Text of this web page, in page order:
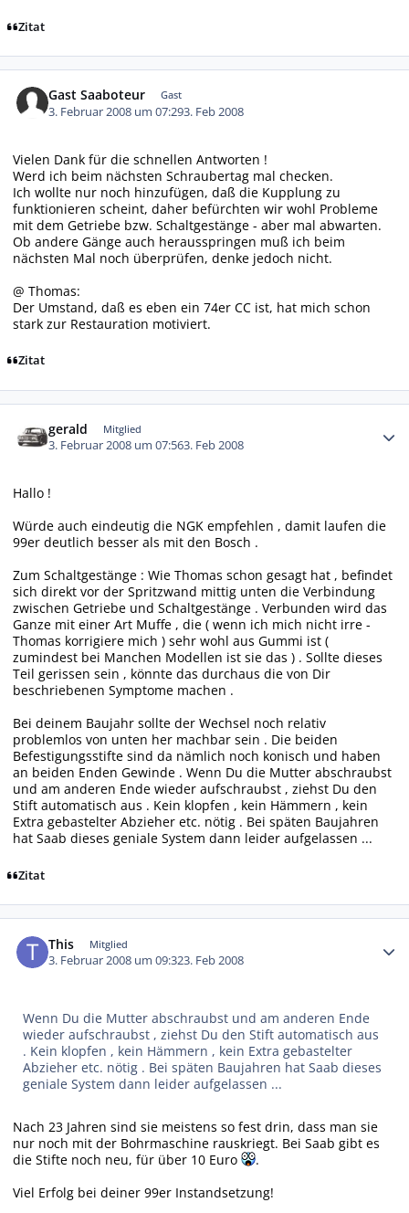
Zitat
Gast Saaboteur Gast
3. Februar 2008 um 07:293. Feb 2008
Vielen Dank für die schnellen Antworten !
Werd ich beim nächsten Schraubertag mal checken.
Ich wollte nur noch hinzufügen, daß die Kupplung zu
funktionieren scheint, daher befürchten wir wohl Probleme
mit dem Getriebe bzw. Schaltgestänge - aber mal abwarten.
Ob andere Gänge auch herausspringen muß ich beim
nächsten Mal noch überprüfen, denke jedoch nicht.
@ Thomas:
Der Umstand, daß es eben ein 74er CC ist, hat mich schon
stark zur Restauration motiviert.
Zitat
gerald Mitglied
3. Februar 2008 um 07:563. Feb 2008
Hallo !
Würde auch eindeutig die NGK empfehlen , damit laufen die
99er deutlich besser als mit den Bosch .
Zum Schaltgestänge : Wie Thomas schon gesagt hat , befindet
sich direkt vor der Spritzwand mittig unten die Verbindung
zwischen Getriebe und Schaltgestänge . Verbunden wird das
Ganze mit einer Art Muffe , die ( wenn ich mich nicht irre -
Thomas korrigiere mich ) sehr wohl aus Gummi ist (
zumindest bei Manchen Modellen ist sie das ) . Sollte dieses
Teil gerissen sein , könnte das durchaus die von Dir
beschriebenen Symptome machen .
Bei deinem Baujahr sollte der Wechsel noch relativ
problemlos von unten her machbar sein . Die beiden
Befestigungsstifte sind da nämlich noch konisch und haben
an beiden Enden Gewinde . Wenn Du die Mutter abschraubst
und am anderen Ende wieder aufschraubst , ziehst Du den
Stift automatisch aus . Kein klopfen , kein Hämmern , kein
Extra gebastelter Abzieher etc. nötig . Bei späten Baujahren
hat Saab dieses geniale System dann leider aufgelassen ...
Zitat
This Mitglied
3. Februar 2008 um 09:323. Feb 2008
Wenn Du die Mutter abschraubst und am anderen Ende
wieder aufschraubst , ziehst Du den Stift automatisch aus
. Kein klopfen , kein Hämmern , kein Extra gebastelter
Abzieher etc. nötig . Bei späten Baujahren hat Saab dieses
geniale System dann leider aufgelassen ...
Nach 23 Jahren sind sie meistens so fest drin, dass man sie
nur noch mit der Bohrmaschine rauskriegt. Bei Saab gibt es
die Stifte noch neu, für über 10 Euro
.
Viel Erfolg bei deiner 99er Instandsetzung!